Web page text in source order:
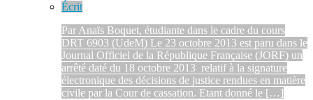
Écrit
Par Anaïs Boquet, étudiante dans le cadre du cours
DRT 6903 (UdeM) Le 23 octobre 2013 est paru dans le
Journal Officiel de la République Française (JORF) un
arrêté daté du 18 octobre 2013 relatif à la signature
électronique des décisions de justice rendues en matière
civile par la Cour de cassation. Etant donné le […]